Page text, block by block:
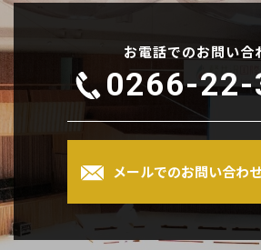
お電話でのお問い合
0266-
メールでのお問い合わ